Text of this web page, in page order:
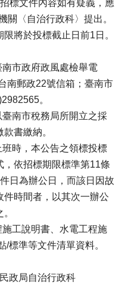
標文件內容如有疑義，應
關〈自治行政科〉提出。
將於投標截止日前1日。
市政府政風處檢舉電
南郵政22號信箱；臺南市
。
南市稅務局所開立之採
書繳納。
時，本公告之領標投標
依招標期限標準第11條
日為辦公日，而該日因故
時間者，以其次一辦公
工說明書、水電工程施
標準等文件清單資料。
政局自治行政科